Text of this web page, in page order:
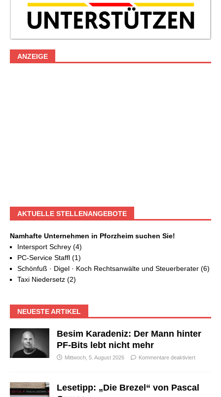
ANZEIGE
AKTUELLE STELLENANGEBOTE
Namhafte Unternehmen in Pforzheim suchen Sie!
Intersport Schrey (4)
PC-Service Staffl (1)
Schönfuß · Digel · Koch Rechtsanwälte und Steuerberater (6)
Taxi Niedersetz (2)
NEUESTE ARTIKEL
Besim Karadeniz: Der Mann hinter
PF-Bits lebt nicht mehr
Mittwoch, 5. August 2026 Kommentare deaktiviert
Lesetipp: „Die Brezel“ von Pascal